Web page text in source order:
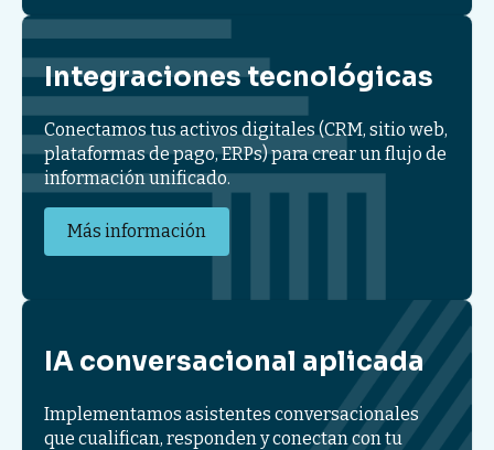
Integraciones tecnológicas
Conectamos tus activos digitales (CRM, sitio web,
plataformas de pago, ERPs) para crear un flujo de
información unificado.
Más información
IA conversacional aplicada
Implementamos asistentes conversacionales
que cualifican, responden y conectan con tu